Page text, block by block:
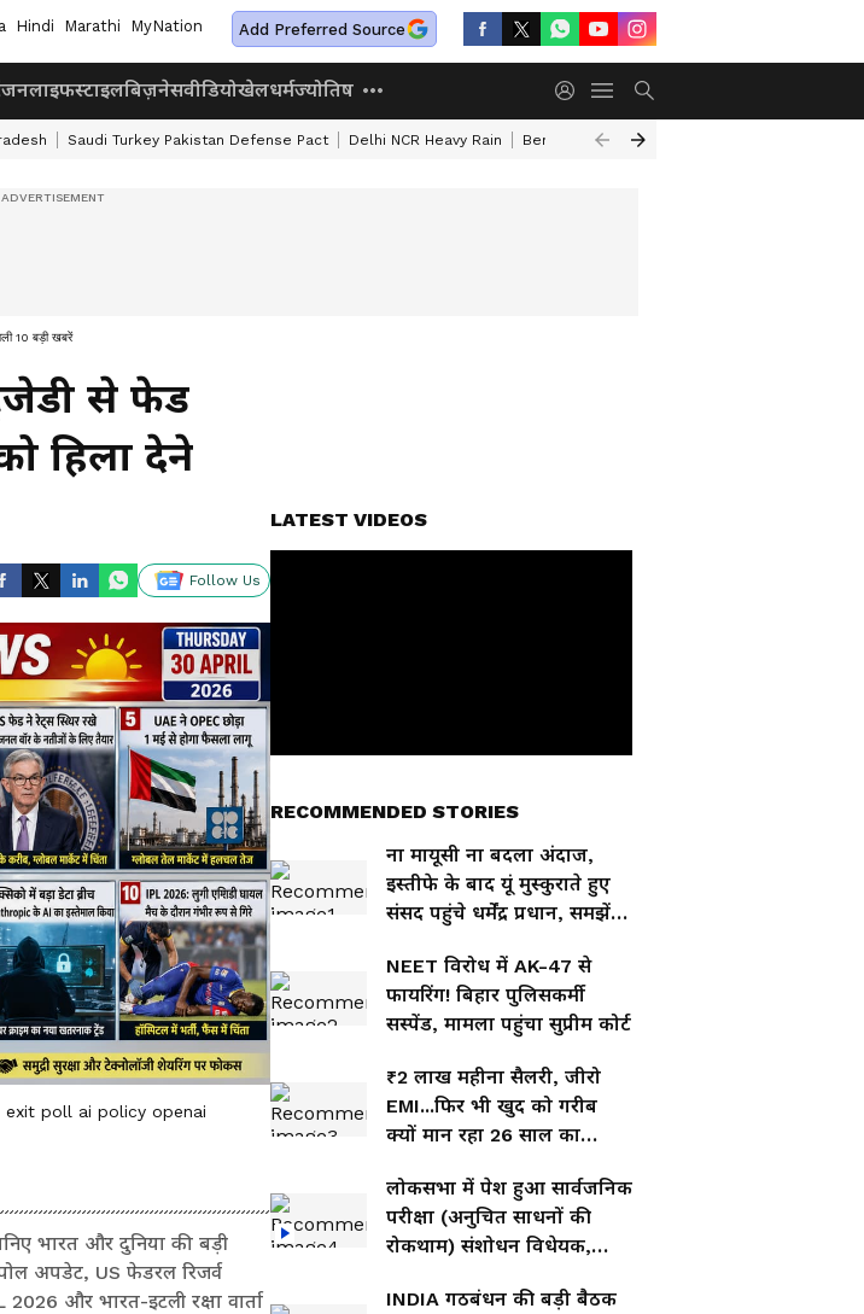
Hindi Marathi MyNation Add Preferred Source
लाइफस्टाइलबिज़नेसवीडियोखेलधर्मज्योतिष
Saudi Turkey Pakistan Defense Pact Delhi NCR Heavy Rain Bengaluru Woman Skeleton Found
10 बड़ी खबरें
से फेड
हिला देने
Follow Us
poll ai policy openai
भारत और दुनिया की बड़ी
अपडेट, US फेडरल रिजर्व
और भारत-इटली रक्षा वार्ता
LATEST VIDEOS
RECOMMENDED STORIES
ना मायूसी ना बदला अंदाज,
इस्तीफे के बाद यूं मुस्कुराते हुए
संसद पहुंचे धर्मेंद्र प्रधान, समझें
NEET विरोध में AK-47 से
फायरिंग! बिहार पुलिसकर्मी
सस्पेंड, मामला पहुंचा सुप्रीम कोर्ट
₹2 लाख महीना सैलरी, जीरो
EMI...फिर भी खुद को गरीब
क्यों मान रहा 26 साल का
लोकसभा में पेश हुआ सार्वजनिक
परीक्षा (अनुचित साधनों की
रोकथाम) संशोधन विधेयक,
INDIA गठबंधन की बड़ी बैठक